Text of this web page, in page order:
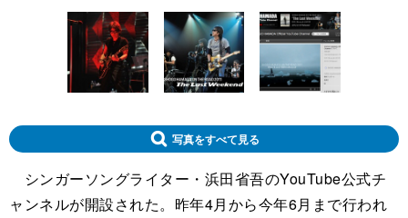
写真をすべて見る
シンガーソングライター・浜田省吾のYouTube公式チ
ャンネルが開設された。昨年4月から今年6月まで行われ